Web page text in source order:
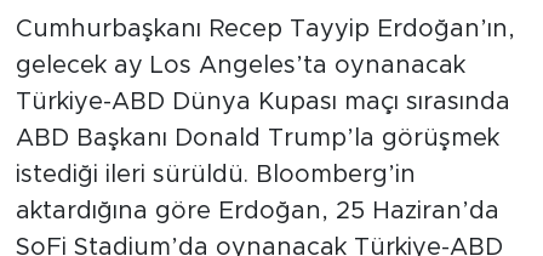
Cumhurbaşkanı Recep Tayyip Erdoğan’ın,
gelecek ay Los Angeles’ta oynanacak
Türkiye-ABD Dünya Kupası maçı sırasında
ABD Başkanı Donald Trump’la görüşmek
istediği ileri sürüldü. Bloomberg’in
aktardığına göre Erdoğan, 25 Haziran’da
SoFi Stadium’da oynanacak Türkiye-ABD